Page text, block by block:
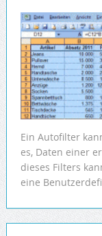
Ein Autofilter
es, Daten einer
dieses Filters
eine